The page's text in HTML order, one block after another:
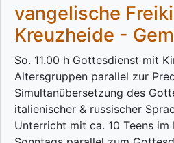
vangelische
Kreuzheide -
So. 11.00 h Gottesdienst mit
Altersgruppen parallel zur
Simultanübersetzung des
italienischer & russischer
Unterricht mit ca. 10 Teens